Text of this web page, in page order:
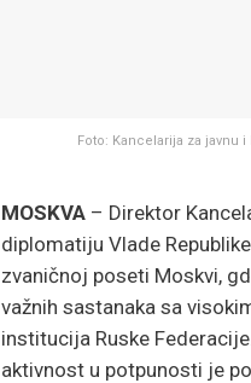
Foto: Kancelarija za javnu
MOSKVA – Direktor
diplomatiju Vlade
zvaničnoj poseti Moskvi,
važnih sastanaka sa
institucija Ruske
aktivnost u potpunosti je